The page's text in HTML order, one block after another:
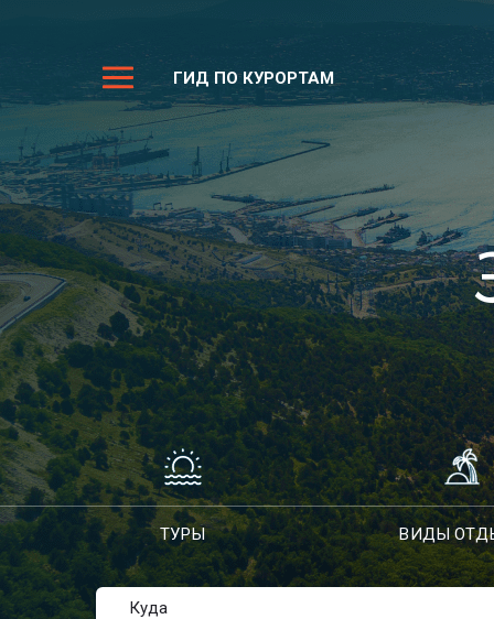
ГИД ПО КУРОРТАМ
ТУРЫ ВИДЫ
Куда